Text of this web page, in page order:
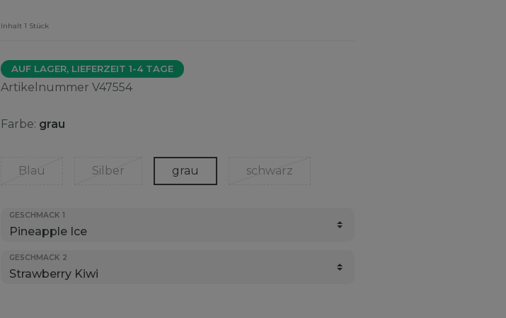
Inhalt 1 Stück
AUF LAGER, LIEFERZEIT 1-4 TAGE
Artikelnummer V47554
Farbe: grau
Blau Silber grau schwarz
GESCHMACK 1
GESCHMACK 2